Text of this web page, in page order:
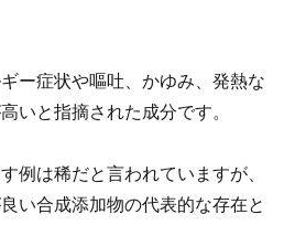
ー症状や嘔吐、かゆみ、発熱な
いと指摘された成分です。
例は稀だと言われていますが、
い合成添加物の代表的な存在と